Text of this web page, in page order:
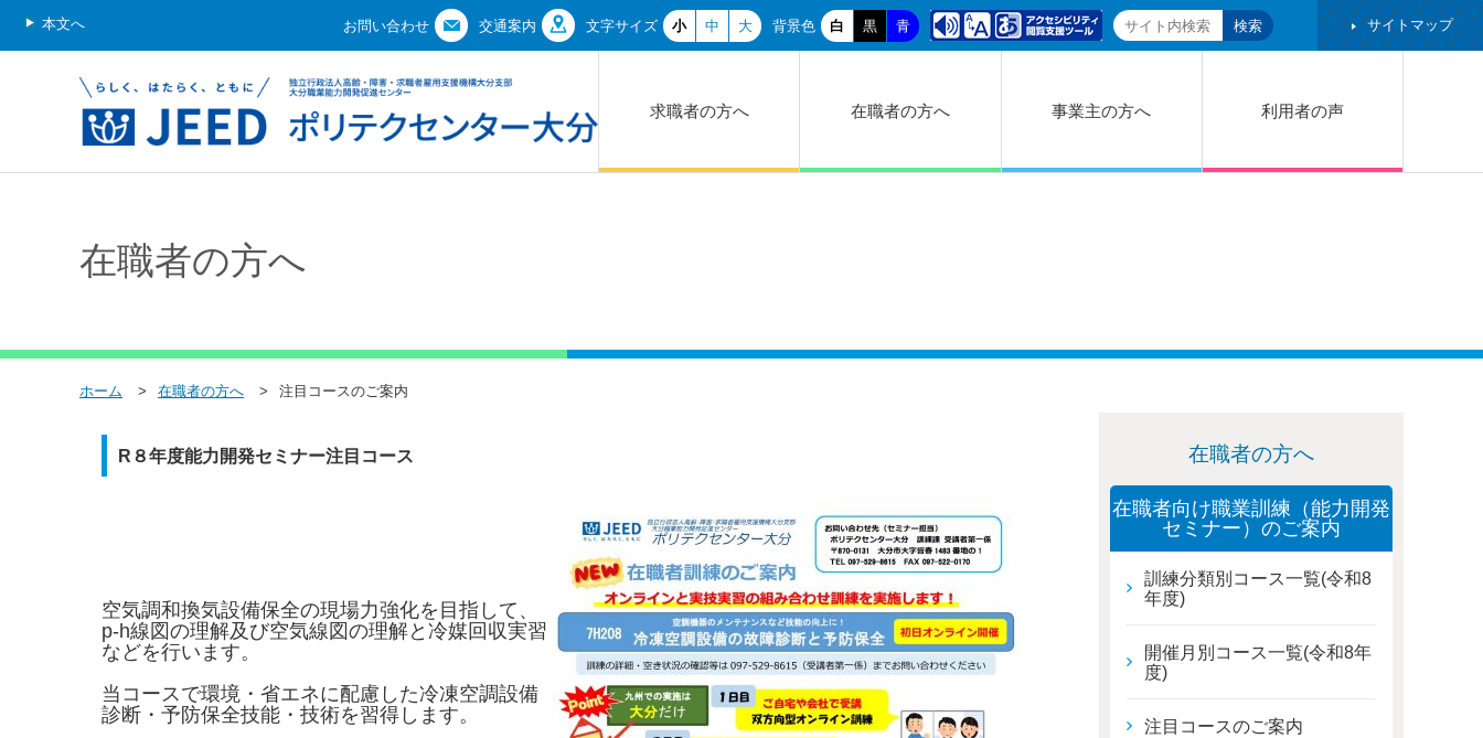
本文へ お問い合わせ 交通案内 文字サイズ 小 中 大 背景色 白 黒 青 サイトマップ
求職者の方へ 在職者の方へ 事業主の方へ 利用者の声
在職者の方へ
ホーム 在職者の方へ 注目コースのご案内
R８年度能力開発セミナー注目コース
空気調和換気設備保全の現場力強化を目指して、
p-h線図の理解及び空気線図の理解と冷媒回収実習
などを行います。
当コースで環境・省エネに配慮した冷凍空調設備
診断・予防保全技能・技術を習得します。
在職者の方へ
在職者向け職業訓練（能力開発
セミナー）のご案内
訓練分類別コース一覧(令和8
年度)
開催月別コース一覧(令和8年
度)
注目コースのご案内